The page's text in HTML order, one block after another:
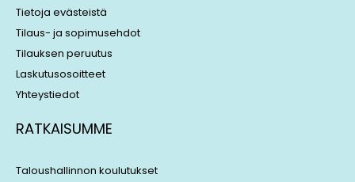
Tietoja evästeistä
Tilaus- ja sopimusehdot
Tilauksen peruutus
Laskutusosoitteet
Yhteystiedot
RATKAISUMME
Taloushallinnon koulutukset